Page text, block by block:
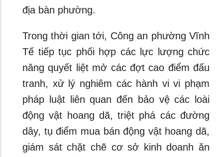
địa bàn phường.
Trong thời gian tới, Công an phường Vĩnh
Tế tiếp tục phối hợp các lực lượng chức
năng quyết liệt mở các đợt cao điểm đấu
tranh, xử lý nghiêm các hành vi vi phạm
pháp luật liên quan đến bảo vệ các loài
động vật hoang dã, triệt phá các đường
dây, tụ điểm mua bán động vật hoang dã,
giám sát chặt chẽ cơ sở kinh doanh ăn